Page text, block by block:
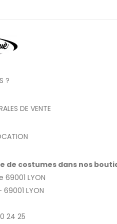
?
DE VENTE
de costumes dans nos
69001 LYON
LYON
24 25